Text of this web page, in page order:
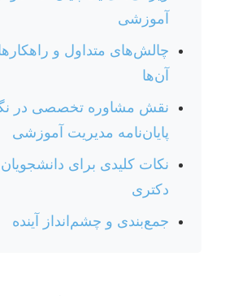
آموزشی
چالش‌های متداول و
آن‌ها
نقش مشاوره تخصصی در
پایان‌نامه مدیریت آموزشی
نکات کلیدی برای
دکتری
جمع‌بندی و چشم‌انداز آینده